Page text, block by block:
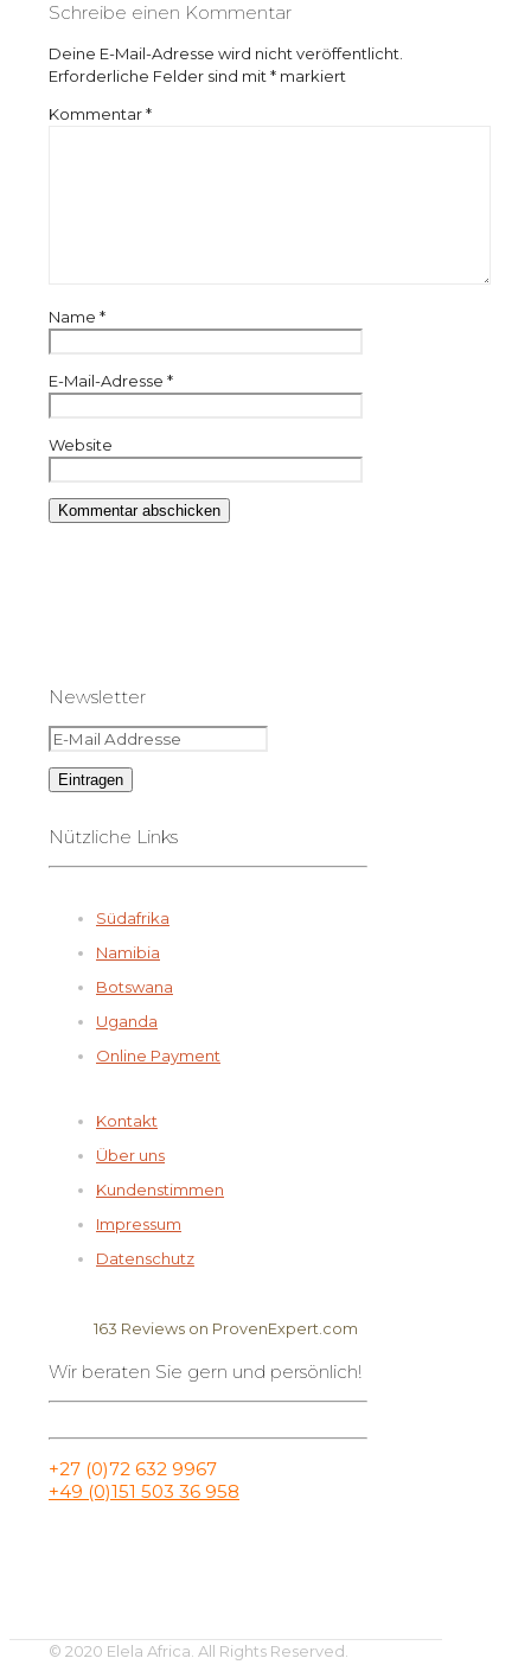
Schreibe einen Kommentar
Deine E-Mail-Adresse wird nicht veröffentlicht.
Erforderliche Felder sind mit * markiert
Kommentar*
Name *
E-Mail-Adresse *
Website
Newsletter
Nützliche Links
Südafrika
Namibia
Botswana
Uganda
Online Payment
Kontakt
Über uns
Kundenstimmen
Impressum
Datenschutz
Elela Africa
163 Reviews on ProvenExpert.com
Wir beraten Sie gern und persönlich!
+27 (0)72 632 9967
+49 (0)151 503 36 958
© 2020 Elela Africa. All Rights Reserved.